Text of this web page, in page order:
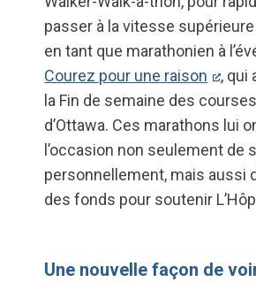
passer à la vitesse
en tant que marathonien à
Courez pour une raison
, qui
la Fin de semaine des
d’Ottawa. Ces marathons lui
l’occasion non seulement de
personnellement, mais aussi
des fonds pour soutenir
Une nouvelle façon de